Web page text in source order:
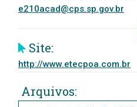
e210acad@cps.sp.gov.br
Site:
http://www.etecpoa.com.br
Arquivos: